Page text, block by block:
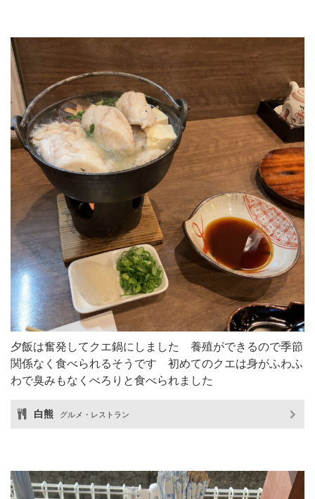
夕飯は奮発してクエ鍋にしました 養殖ができるので季節
関係なく食べられるそうです 初めてのクエは身がふわふ
わで臭みもなくぺろりと食べられました
白熊 グルメ・レストラン